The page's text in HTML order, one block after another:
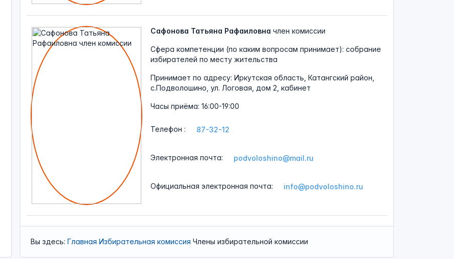
Сафонова Татьяна Рафаиловна член комиссии
Сфера компетенции (по каким вопросам принимает): собрание
избирателей по месту жительства
Принимает по адресу:Иркутская область, Катангский район,
с.Подволошино, ул. Логовая, дом 2, кабинет
Часыприёма: 16:00-19:00
Телефон : 87-32-12
Электроннаяпочта: podvoloshino@mail.ru
Официальнаяэлектронная почта: info@podvoloshino.ru
Вы здесь: Главная Избирательная комиссия Члены избирательной комиссии